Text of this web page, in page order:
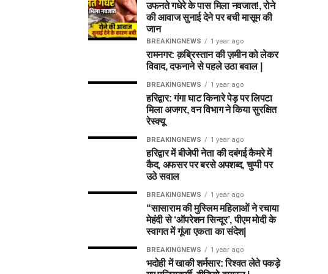
उफनते गधेरे के पास मिला नवजात!, रोने
की आवाज सुनाई देने पर बची मासूम की
जान
BREAKINGNEWS 1 year ago
रामनगर: क़ब्रिस्तान की ज़मीन को लेकर
विवाद, दफनाने से पहले उठा बवाल |
BREAKINGNEWS 1 year ago
हरिद्वार: गंगा घाट किनारे पेड़ पर लिपटा
मिला अजगर, वन विभाग ने किया सुरक्षित
रेस्क्यू
BREAKINGNEWS 1 year ago
हरिद्वार में बीजेपी नेता की दबंगई कैमरे में
कैद, अफसर पर बरसे अपशब्द, चुप्पी पर
उठे सवाल
BREAKINGNEWS 1 year ago
“सासाराम की मुस्लिम महिलाओं ने रचाया
मेहंदी से ‘ऑपरेशन सिन्दूर’, पीएम मोदी के
स्वागत में गूंजा एकता का संदेश|
BREAKINGNEWS 1 year ago
भदोही में खाकी शर्मसार: रिश्वत लेते पकड़े